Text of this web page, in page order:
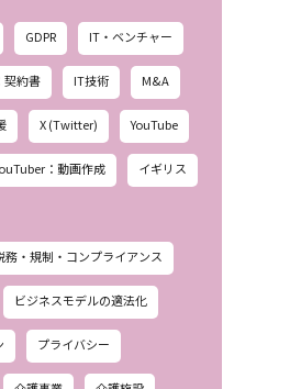
GDPR IT・ベンチャー
契約書 IT技術 M&A
X (Twitter) YouTube
：動画作成 イギリス
務・規制・コンプライアンス
ビジネスモデルの適法化
プライバシー